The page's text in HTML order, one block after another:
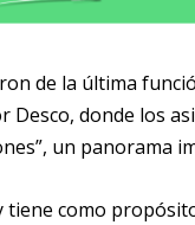
de la última
Desco, donde los
un panorama
tiene como